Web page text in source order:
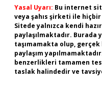
Yasal Uyarı: Bu internet
veya şahıs şirketi ile
Sitede yalnızca kendi
paylaşılmaktadır.
taşımamakta olup,
paylaşım
benzerlikleri tamamen
taslak halindedir ve